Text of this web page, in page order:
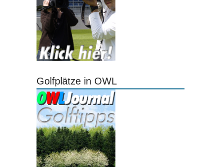
Golfplätze in OWL